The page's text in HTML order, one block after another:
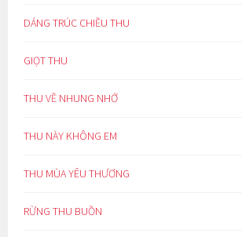
DÁNG TRÚC CHIỀU THU
GIỌT THU
THU VỀ NHUNG NHỚ
THU NÀY KHÔNG EM
THU MÙA YÊU THƯƠNG
RỪNG THU BUỒN